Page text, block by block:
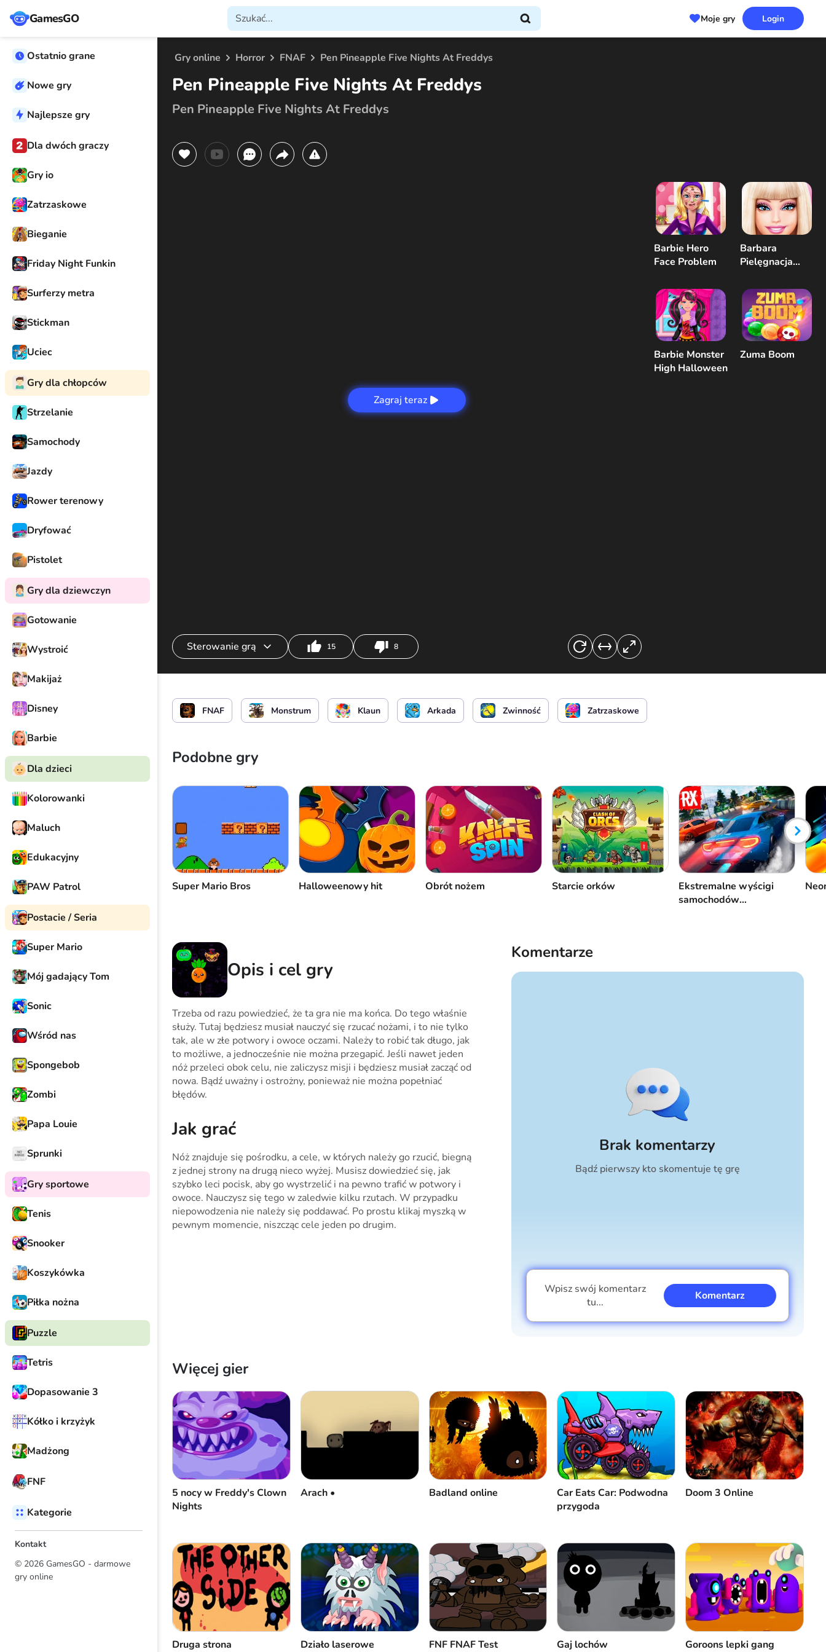
GamesGO Moje gry Login
Ostatnio grane
Nowe gry
Najlepsze gry
Dla dwóch graczy
Gry io
Zatrzaskowe
Bieganie
Friday Night Funkin
Surferzy metra
Stickman
Uciec
Gry dla chłopców
Strzelanie
Samochody
Jazdy
Rower terenowy
Dryfować
Pistolet
Gry dla dziewczyn
Gotowanie
Wystroić
Makijaż
Disney
Barbie
Dla dzieci
Kolorowanki
Maluch
Edukacyjny
PAW Patrol
Postacie / Seria
Super Mario
Mój gadający Tom
Sonic
Wśród nas
Spongebob
Zombi
Papa Louie
Sprunki
Gry sportowe
Tenis
Snooker
Koszykówka
Piłka nożna
Puzzle
Tetris
Dopasowanie 3
Kółko i krzyżyk
Madżong
FNF
Kategorie
Kontakt
© 2026 GamesGO - darmowe
gry online
Gry online Horror FNAF Pen Pineapple Five Nights At Freddys
Pen Pineapple Five Nights At Freddys
Pen Pineapple Five Nights At Freddys
Zagraj teraz
Barbie Hero
Face Problem
Barbara
Pielęgnacja
ubieranki
Barbie Monster
High Halloween
Zuma Boom
Sterowanie grą 15 8
Rzuć nożem lub
FNAF Monstrum Klaun Arkada Zwinność Zatrzaskowe
Podobne gry
Super Mario Bros Halloweenowy hit Obrót nożem Starcie orków
Ekstremalne wyścigi
samochodów
Opis i cel gry
Trzeba od razu powiedzieć, że ta gra nie ma końca. Do tego właśnie
służy. Tutaj będziesz musiał nauczyć się rzucać nożami, i to nie tylko
tak, ale w złe potwory i owoce oczami. Należy to robić tak długo, jak
to możliwe, a jednocześnie nie można przegapić. Jeśli nawet jeden
nóż przeleci obok celu, nie zaliczysz misji i będziesz musiał zacząć od
nowa. Bądź uważny i ostrożny, ponieważ nie można popełniać
błędów.
Jak grać
Nóż znajduje się pośrodku, a cele, w których należy go rzucić, biegną
z jednej strony na drugą nieco wyżej. Musisz dowiedzieć się, jak
szybko leci pocisk, aby go wystrzelić i na pewno trafić w potwory i
owoce. Nauczysz się tego w zaledwie kilku rzutach. W przypadku
niepowodzenia nie należy się poddawać. Po prostu klikaj myszką w
pewnym momencie, niszcząc cele jeden po drugim.
Komentarze
Brak komentarzy
Bądź pierwszy kto skomentuje tę grę
Wpisz swój komentarz
tu...
Komentarz
Anuluj Komentarz
Więcej gier
5 nocy w Freddy's Clown
Nights
Arach • Badland online
Car Eats Car: Podwodna
przygoda
Doom 3 Online
Druga strona Działo laserowe FNF FNAF Test Gaj lochów Goroons lepki gang